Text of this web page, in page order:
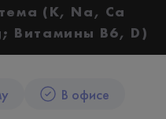
(K, Na, Ca
Витамины B6, D)
В офисе